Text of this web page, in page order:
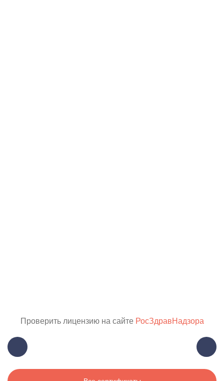
Проверить лицензию на сайте РосЗдравНадзора